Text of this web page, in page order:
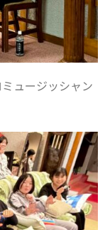
ュージッシャン